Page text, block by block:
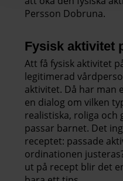
Persson Dobruna.
Fysisk aktivitet
Att få fysisk aktivitet
legitimerad
aktivitet. Då har man
en dialog om vilken
realistiska, roliga och
passar barnet. Det
receptet: passade
ordinationen
ut på recept blir det